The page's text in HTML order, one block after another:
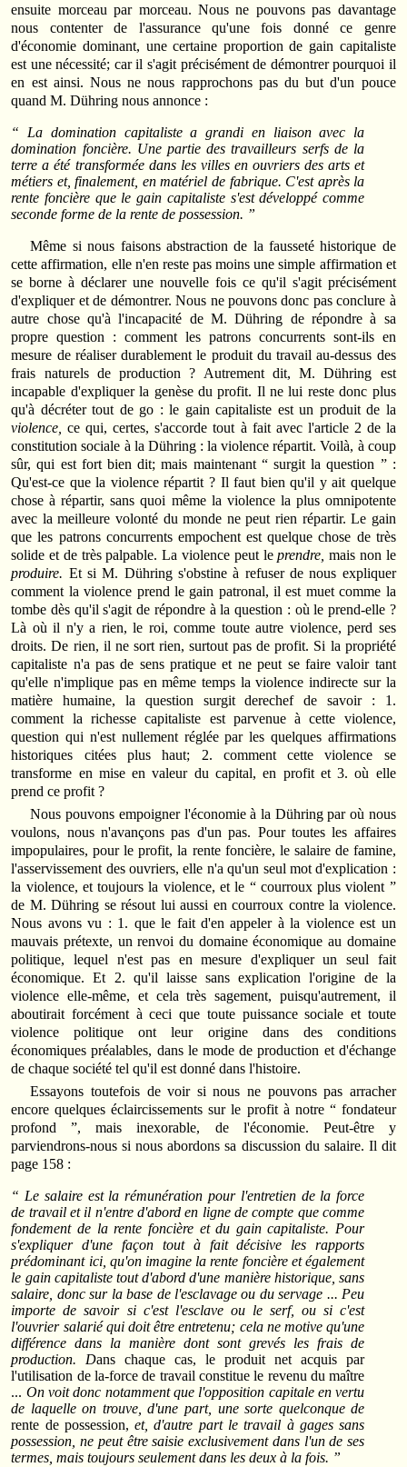
ensuite morceau par morceau. Nous ne pouvons pas davantage
nous contenter de l'assurance qu'une fois donné ce genre
d'économie dominant, une certaine proportion de gain capitaliste
est une nécessité; car il s'agit précisément de démontrer pourquoi il
en est ainsi. Nous ne nous rapprochons pas du but d'un pouce
quand M. Dühring nous annonce :
“ La domination capitaliste a grandi en liaison avec la
domination foncière. Une partie des travailleurs serfs de la
terre a été transformée dans les villes en ouvriers des arts et
métiers et, finalement, en matériel de fabrique. C'est après la
rente foncière que le gain capitaliste s'est développé comme
seconde forme de la rente de possession. ”
Même si nous faisons abstraction de la fausseté historique de
cette affirmation, elle n'en reste pas moins une simple affirmation et
se borne à déclarer une nouvelle fois ce qu'il s'agit précisément
d'expliquer et de démontrer. Nous ne pouvons donc pas conclure à
autre chose qu'à l'incapacité de M. Dühring de répondre à sa
propre question : comment les patrons concurrents sont-ils en
mesure de réaliser durablement le produit du travail au-dessus des
frais naturels de production ? Autrement dit, M. Dühring est
incapable d'expliquer la genèse du profit. Il ne lui reste donc plus
qu'à décréter tout de go : le gain capitaliste est un produit de la
violence,ce qui, certes, s'accorde tout à fait avec l'article 2 de la
constitution sociale à la Dühring : la violence répartit. Voilà, à coup
sûr, qui est fort bien dit; mais maintenant “ surgit la question ” :
Qu'est-ce que la violence répartit ? Il faut bien qu'il y ait quelque
chose à répartir, sans quoi même la violence la plus omnipotente
avec la meilleure volonté du monde ne peut rien répartir. Le gain
que les patrons concurrents empochent est quelque chose de très
solide et de très palpable. La violence peut leprendre,mais non le
produire. Et si M. Dühring s'obstine à refuser de nous expliquer
comment la violence prend le gain patronal, il est muet comme la
tombe dès qu'il s'agit de répondre à la question : où le prend-elle ?
Là où il n'y a rien, le roi, comme toute autre violence, perd ses
droits. De rien, il ne sort rien, surtout pas de profit. Si la propriété
capitaliste n'a pas de sens pratique et ne peut se faire valoir tant
qu'elle n'implique pas en même temps la violence indirecte sur la
matière humaine, la question surgit derechef de savoir : 1.
comment la richesse capitaliste est parvenue à cette violence,
question qui n'est nullement réglée par les quelques affirmations
historiques citées plus haut; 2. comment cette violence se
transforme en mise en valeur du capital, en profit et 3. où elle
prend ce profit ?
Nous pouvons empoigner l'économie à la Dühring par où nous
voulons, nous n'avançons pas d'un pas. Pour toutes les affaires
impopulaires, pour le profit, la rente foncière, le salaire de famine,
l'asservissement des ouvriers, elle n'a qu'un seul mot d'explication :
la violence, et toujours la violence, et le “ courroux plus violent ”
de M. Dühring se résout lui aussi en courroux contre la violence.
Nous avons vu : 1. que le fait d'en appeler à la violence est un
mauvais prétexte, un renvoi du domaine économique au domaine
politique, lequel n'est pas en mesure d'expliquer un seul fait
économique. Et 2. qu'il laisse sans explication l'origine de la
violence elle-même, et cela très sagement, puisqu'autrement, il
aboutirait forcément à ceci que toute puissance sociale et toute
violence politique ont leur origine dans des conditions
économiques préalables, dans le mode de production et d'échange
de chaque société tel qu'il est donné dans l'histoire.
Essayons toutefois de voir si nous ne pouvons pas arracher
encore quelques éclaircissements sur le profit à notre “ fondateur
profond ”, mais inexorable, de l'économie. Peut-être y
parviendrons-nous si nous abordons sa discussion du salaire. Il dit
page 158 :
“ Le salaire est la rémunération pour l'entretien de la force
de travail et il n'entre d'abord en ligne de compte que comme
fondement de la rente foncière et du gain capitaliste. Pour
s'expliquer d'une façon tout à fait décisive les rapports
prédominant ici, qu'on imagine la rente foncière et également
le gain capitaliste tout d'abord d'une manière historique, sans
salaire, donc sur la base de l'esclavage ou du servage ... Peu
importe de savoir si c'est l'esclave ou le serf, ou si c'est
l'ouvrier salarié qui doit être entretenu; cela ne motive qu'une
différence dans la manière dont sont grevés les frais de
production. Dans chaque cas, le produit net acquis par
l'utilisation de la-force de travail constitue le revenu du maître
... On voit donc notamment que l'opposition capitale en vertu
de laquelle on trouve, d'une part, une sorte quelconque de
rente de possession,et, d'autre part le travail à gages sans
possession, ne peut être saisie exclusivement dans l'un de ses
termes, mais toujours seulement dans les deux à la fois. ”